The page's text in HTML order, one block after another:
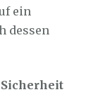
ein
dessen